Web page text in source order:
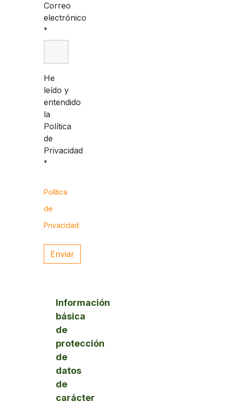
Correo
electrónico
*
He
leído y
entendido
la
Política
de
Privacidad
*
Política
de
Privacidad
Enviar
Información
básica
de
protección
de
datos
de
carácter